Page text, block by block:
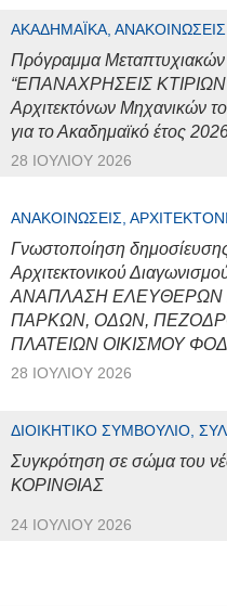
ΑΚΑΔΗΜΑΪΚΆ, ΑΝΑΚΟΙΝΏΣΕΙΣ
Πρόγραμμα Μεταπτυχιακών
“ΕΠΑΝΑΧΡΗΣΕΙΣ
Αρχιτεκτόνων Μηχανικών
για το Ακαδημαϊκό έτος
28 ΙΟΥΛΊΟΥ 2026
ΑΝΑΚΟΙΝΏΣΕΙΣ,
Γνωστοποίηση
Αρχιτεκτονικού
ΑΝΑΠΛΑΣΗ ΕΛΕΥΘΕΡΩΝ
ΠΑΡΚΩΝ, ΟΔΩΝ,
ΠΛΑΤΕΙΩΝ ΟΙΚΙΣΜΟΥ
28 ΙΟΥΛΊΟΥ 2026
ΔΙΟΙΚΗΤΙΚΌ ΣΥΜΒΟΎΛΙΟ,
Συγκρότηση σε σώμα του
ΚΟΡΙΝΘΙΑΣ
24 ΙΟΥΛΊΟΥ 2026